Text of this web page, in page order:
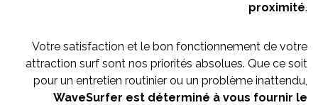
proximité.
Votre satisfaction et le bon fonctionnement de votre
attraction surf sont nos priorités absolues. Que ce soit
pour un entretien routinier ou un problème inattendu,
WaveSurfer est déterminé à vous fournir le